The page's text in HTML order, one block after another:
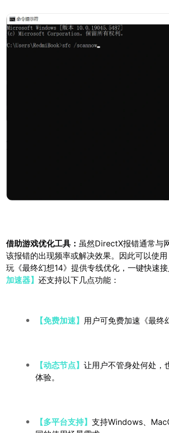
借助游戏优化工具： 虽然DirectX报错通常与
该报错的出现频率或解决效果。因此可以使用
玩《最终幻想14》提供专线优化，一键快速
加速器】还支持以下几点功能：
【免费加速】 用户可免费加速《最终
【动态节点】让用户不管身处何处，
体验。
【多平台支持】支持Windows、